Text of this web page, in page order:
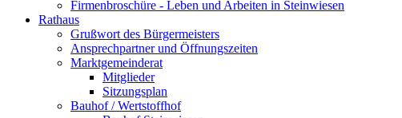
Firmenbroschüre - Leben und Arbeiten in Steinwiesen
Rathaus
Grußwort des Bürgermeisters
Ansprechpartner und Öffnungszeiten
Marktgemeinderat
Mitglieder
Sitzungsplan
Bauhof / Wertstoffhof